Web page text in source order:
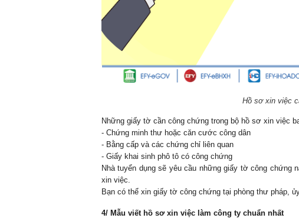
Hồ sơ xin việc
Những giấy tờ cần công chứng trong bộ hồ sơ xin việc
- Chứng minh thư hoặc căn cước công dân
- Bằng cấp và các chứng chỉ liên quan
- Giấy khai sinh phô tô có công chứng
Nhà tuyển dụng sẽ yêu cầu những giấy tờ công
xin việc.
Bạn có thể xin giấy tờ công chứng tại phòng thư pháp,
4/ Mẫu viết hồ sơ xin việc làm công ty chuẩn nhất